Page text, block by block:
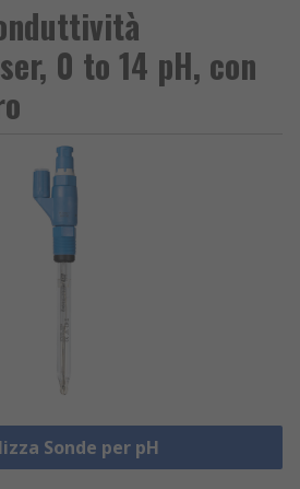
0 to 14 pH, con
Sonde per pH